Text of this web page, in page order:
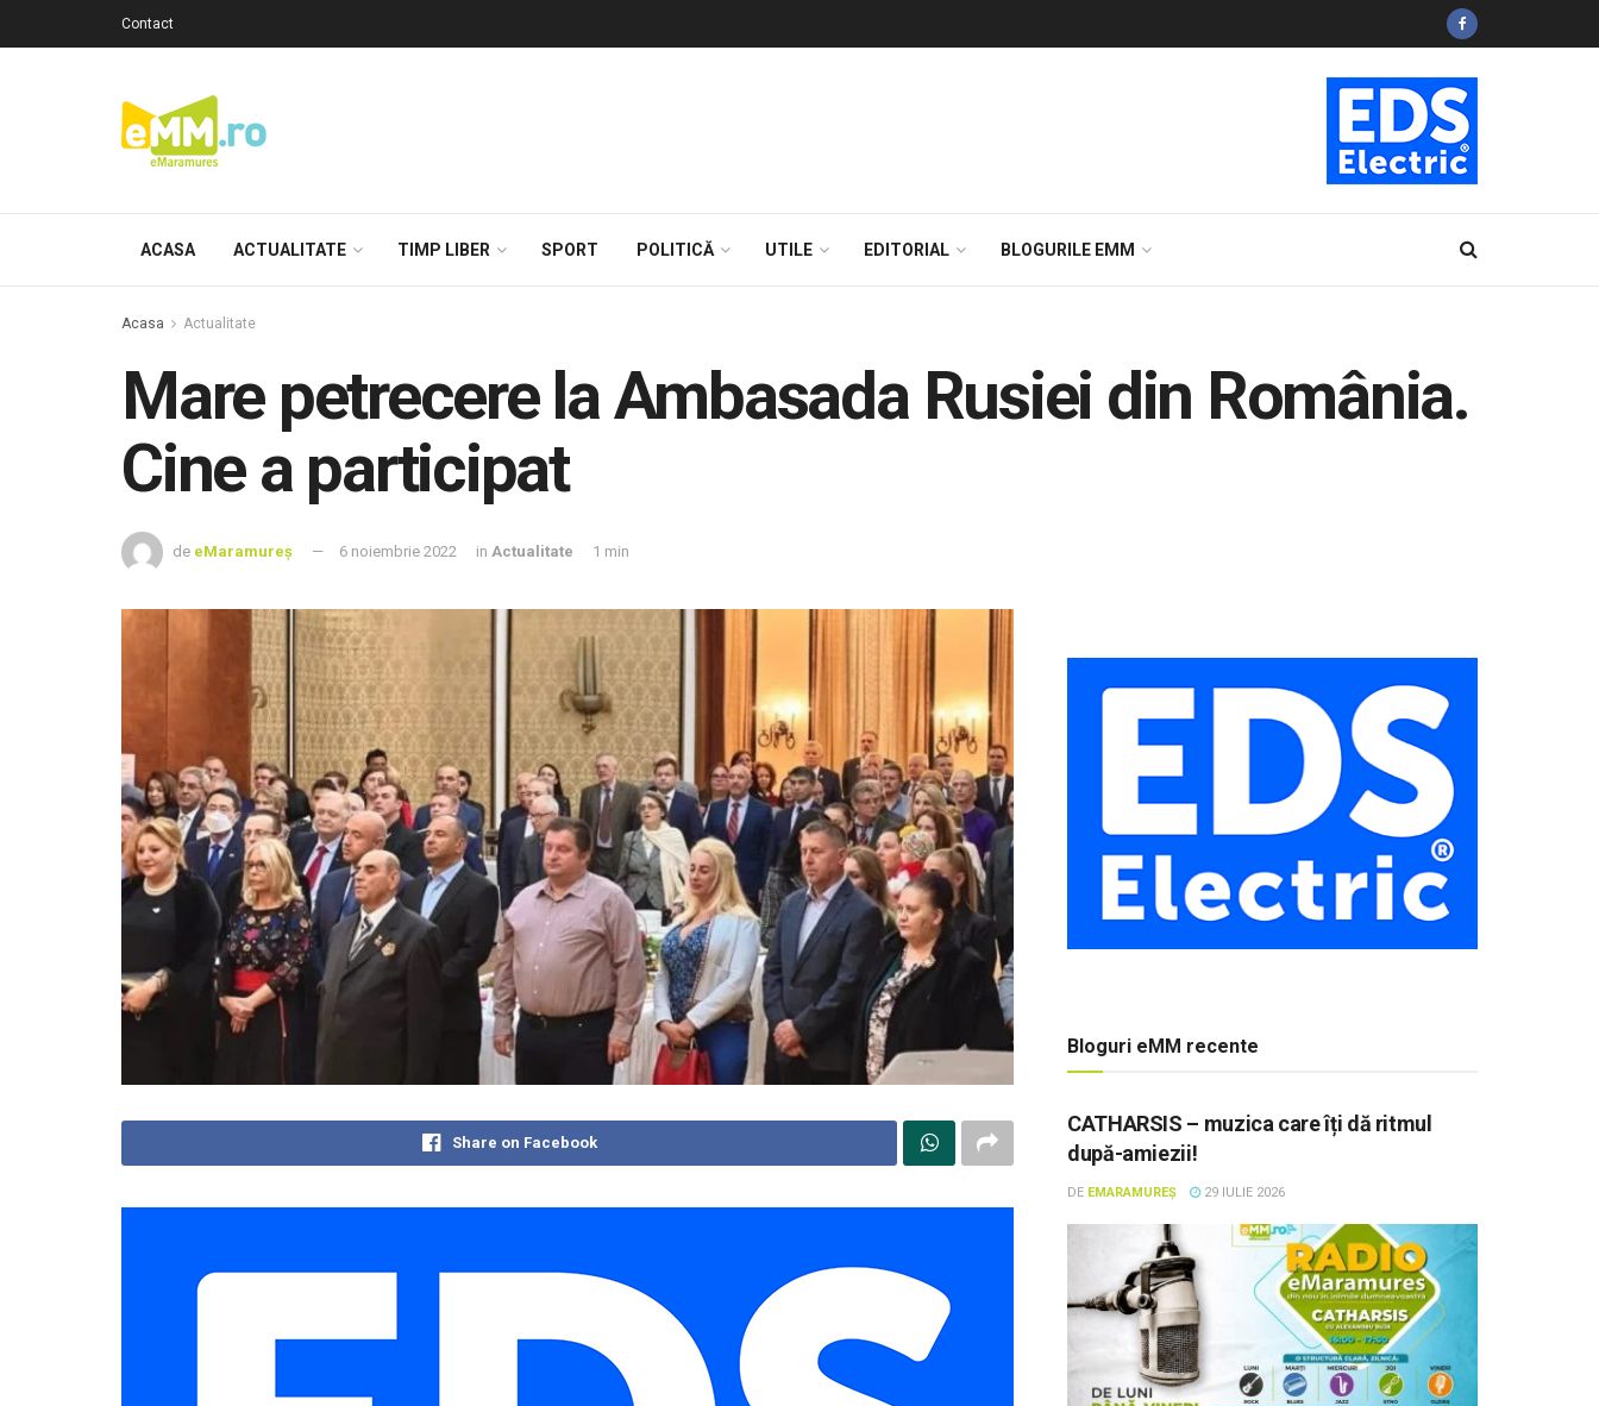
Contact
ACASA ACTUALITATE TIMP LIBER SPORT POLITICĂ UTILE EDITORIAL BLOGURILE EMM
Acasa Actualitate
Mare petrecere la Ambasada Rusiei din România.
Cine a participat
de eMaramureș 6 noiembrie 2022 in Actualitate 1 min
Share on Facebook
Bloguri eMM recente
CATHARSIS – muzica care îți dă ritmul
după-amiezii!
DE EMARAMUREȘ 29 IULIE 2026